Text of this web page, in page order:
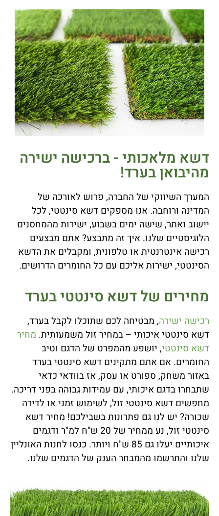
דשא מלאכותי - ברכישה ישירה
מהיבואן בערד!
המערך השיווקי של החברה, פרוש לאורכה של
המדינה ורוחבה. אנו מספקים דשא סינטטי, לכל
יישוב ואתר, שישה ימים בשבוע, ישירות מהמחסנים
הלוגיסטיים שלנו. איך זה מתבצע? אתם מבצעים
רכישה אינטרנטית או טלפונית, ומקבלים את הדשא
הסינטטי, ישירות אליכם עם כל החומרים הדרושים.
מחירים של דשא סינטטי בערד
רכישה ישירה, מבטיחה לכם שתוכלו לקבל בערד,
דשא סינטטי איכותי – במחיר זול משמעותית. מחיר
דשא סינטטי, יושפע מהמפרט של הדגם וטיב
החומרים. אם אתם מתקינים דשא סינטטי בערד
באזור משחק, ספורט או עסק, אז בוודאי כדאי
שתבחרו בדגם איכותי, עם עמידות גבוהה בפני דריכה.
מחפשים דשא סינטטי זול, לשימוש זמני או לדירה
שכורה? יש לנו גם פתרונות בשבילכם! מחיר דשא
סינטטי זול, נע ממחיר של 20 ש"ח למ"ר ודגמים
איכותיים יעלו גם 85 ש"ח ויותר. כנסו לחנות האונליין
שלנו והתרשמו מהמבחר הענק של הדגמים שלנו.